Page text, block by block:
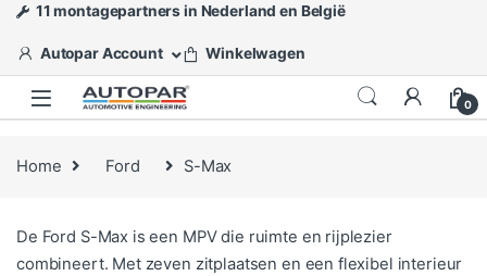
11 montagepartners in Nederland en België
Autopar Account Winkelwagen
0
Home Ford S-Max
De Ford S-Max is een MPV die ruimte en rijplezier
combineert. Met zeven zitplaatsen en een flexibel interieur